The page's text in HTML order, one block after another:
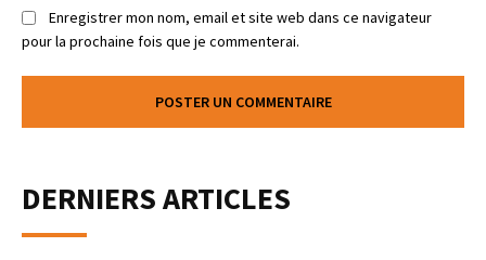
Enregistrer mon nom, email et site web dans ce navigateur
pour la prochaine fois que je commenterai.
DERNIERS ARTICLES